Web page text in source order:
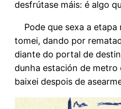
desfrútase máis: é algo
Pode que sexa a
tomei, dando por
diante do portal de
dunha estación de metro
baixei despois de